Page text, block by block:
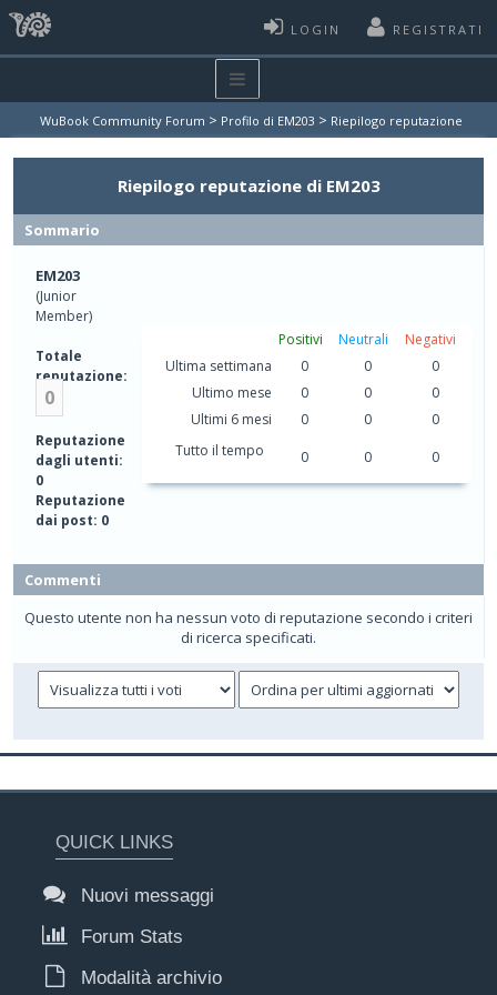
LOGIN REGISTRATI
WuBook Community Forum > Profilo di EM203 > Riepilogo reputazione
Riepilogo reputazione di EM203
Sommario
EM203
(Junior
Member)
Totale
reputazione:
0
Reputazione
dagli utenti:
0
Reputazione
dai post: 0
Positivi Neutrali
Negativi
Ultima settimana
0 0
0
Ultimo mese
0 0
0
Ultimi 6 mesi
0 0
0
Tutto il tempo
0 0 0
Commenti
Questo utente non ha nessun voto di reputazione secondo i criteri
di ricerca specificati.
QUICK LINKS
Nuovi messaggi
Forum Stats
Modalità archivio